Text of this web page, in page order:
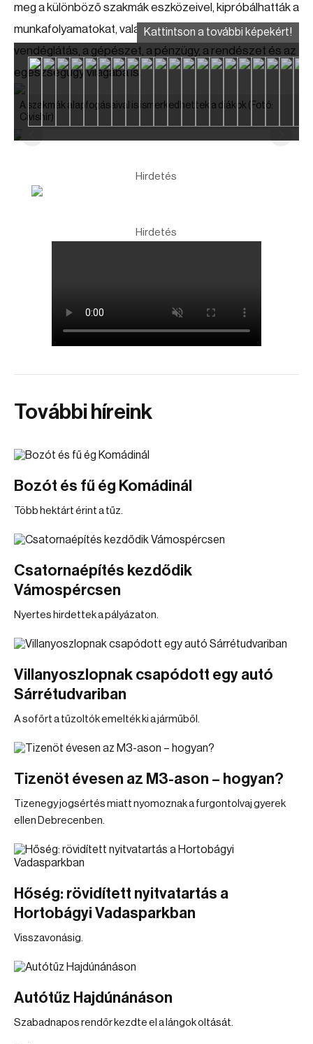
meg a különböző szakmák eszközeivel, kipróbálhatták a
munkafolyamatokat, valamint betekinthettek a
vendéglátás, a gépészet, a pénzügy, a rendészet és az
egészségügy világába is.
A szakmák alapfogásaival is ismerkedhettek a diákok (Fotó:
Cívishír)
Kattintson a további képekért!
Hirdetés
Hirdetés
További híreink
Bozót és fű ég Komádinál
Több hektárt érint a tűz.
Csatornaépítés kezdődik
Vámospércsen
Nyertes hirdettek a pályázaton.
Villanyoszlopnak csapódott egy autó
Sárrétudvariban
A sofőrt a tűzoltók emelték ki a járműből.
Tizenöt évesen az M3-ason – hogyan?
Tizenegy jogsértés miatt nyomoznak a furgontolvaj gyerek
ellen Debrecenben.
Hőség: rövidített nyitvatartás a
Hortobágyi Vadasparkban
Visszavonásig.
Autótűz Hajdúnánáson
Szabadnapos rendőr kezdte el a lángok oltását.